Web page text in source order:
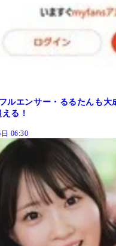
ルエンサー・るるたんも
る！
06:30